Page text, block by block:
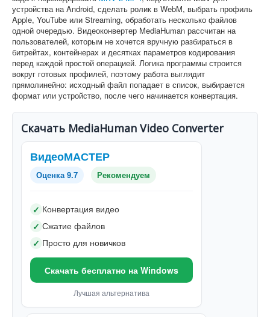
устройства на Android, сделать ролик в WebM, выбрать профиль
Apple, YouTube или Streaming, обработать несколько файлов
одной очередью. Видеоконвертер MediaHuman рассчитан на
пользователей, которым не хочется вручную разбираться в
битрейтах, контейнерах и десятках параметров кодирования
перед каждой простой операцией. Логика программы строится
вокруг готовых профилей, поэтому работа выглядит
прямолинейно: исходный файл попадает в список, выбирается
формат или устройство, после чего начинается конвертация.
Скачать MediaHuman Video Converter
ВидеоМАСТЕР
Оценка 9.7 Рекомендуем
✓ Конвертация видео
✓ Сжатие файлов
✓ Просто для новичков
Скачать бесплатно на Windows
Лучшая альтернатива